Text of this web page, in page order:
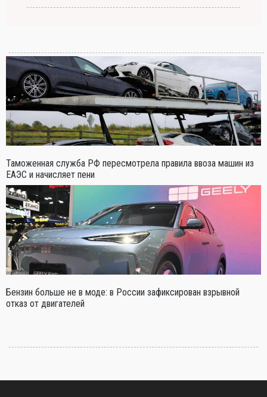
Таможенная служба РФ пересмотрела правила ввоза машин из
ЕАЭС и начисляет пени
Бензин больше не в моде: в России зафиксирован взрывной
отказ от двигателей